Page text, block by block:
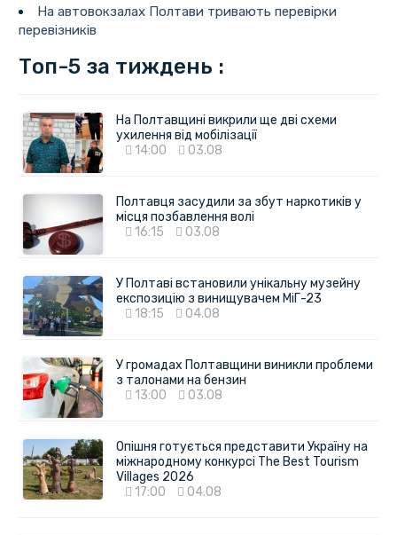
На автовокзалах Полтави тривають перевірки
перевізників
Топ-5 за тиждень :
На Полтавщині викрили ще дві схеми
ухилення від мобілізації
14:00
03.08
Полтавця засудили за збут наркотиків у
місця позбавлення волі
16:15
03.08
У Полтаві встановили унікальну музейну
експозицію з винищувачем МіГ-23
18:15
04.08
У громадах Полтавщини виникли проблеми
з талонами на бензин
13:00
03.08
Опішня готується представити Україну на
міжнародному конкурсі The Best Tourism
Villages 2026
17:00
04.08